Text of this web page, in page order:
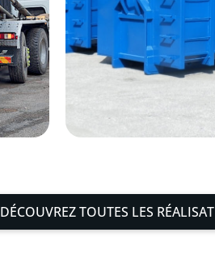
DÉCOUVREZ TOUTES LES